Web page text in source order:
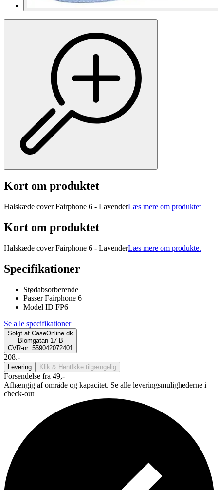
Kort om produktet
Halskæde cover Fairphone 6 - LavenderLæs mere om produktet
Kort om produktet
Halskæde cover Fairphone 6 - LavenderLæs mere om produktet
Specifikationer
Stødabsorberende
Passer Fairphone 6
Model ID FP6
Se alle specifikationer
Solgt af CaseOnline.dk
Blomgatan 17 B
CVR-nr: 559042072401
208.-
Levering Klik & Hent Ikke tilgængelig
Forsendelse fra 49,-
Afhængig af område og kapacitet. Se alle leveringsmulighederne i
check-out